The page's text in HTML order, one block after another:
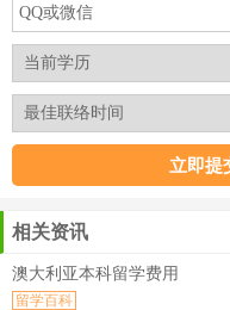
相关资讯
澳大利亚本科留学费用
留学百科